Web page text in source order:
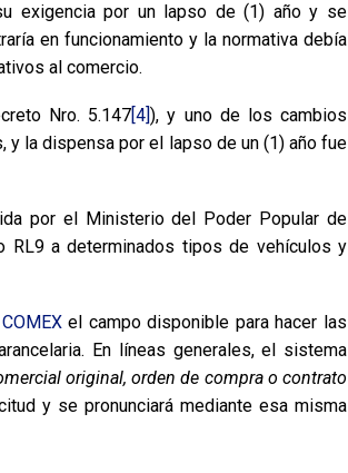
exigencia por un lapso de (1) año y se
en funcionamiento y la normativa debía
al comercio.
Nro. 5.147 [4]), y uno de los cambios
y la dispensa por el lapso de un (1) año fue
por el Ministerio del Poder Popular de
RL9 a determinados tipos de vehículos y
el campo disponible para hacer las
En líneas generales, el sistema
original, orden de compra o contrato
y se pronunciará mediante esa misma